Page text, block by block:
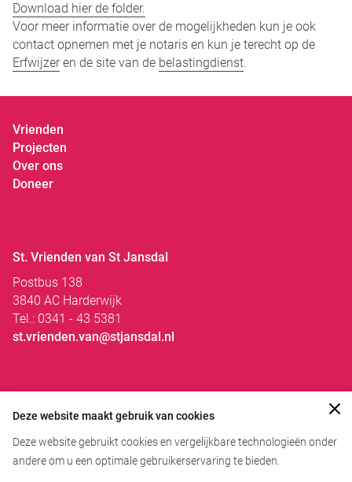
Download hier de folder.
Voor meer informatie over de mogelijkheden kun je ook
contact opnemen met je notaris en kun je terecht op de
Erfwijzeren de site van de belastingdienst.
Vrienden
Projecten
Over ons
Doneer
St. Vrienden van St Jansdal
Postbus 138
3840 AC Harderwijk
Tel.: 0341 - 43 5381
st.vrienden.van@stjansdal.nl
CBF Erkend Goed Doel
BELEIDSNOTITIE
Deze website maakt gebruik van cookies
Deze website gebruikt cookies en vergelijkbare technologieën onder
andere om u een optimale gebruikerservaring te bieden.